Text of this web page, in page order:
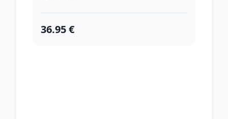
36.95 €